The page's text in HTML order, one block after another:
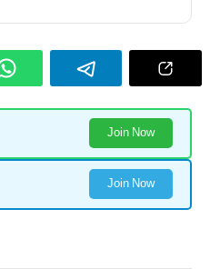
Join Now
Join Now